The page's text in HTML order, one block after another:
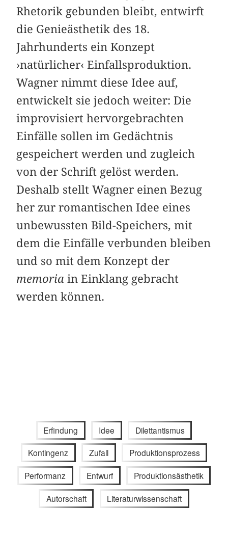
Rhetorik gebunden bleibt, entwirft
die Genieästhetik des 18.
Jahrhunderts ein Konzept
›natürlicher‹ Einfallsproduktion.
Wagner nimmt diese Idee auf,
entwickelt sie jedoch weiter: Die
improvisiert hervorgebrachten
Einfälle sollen im Gedächtnis
gespeichert werden und zugleich
von der Schrift gelöst werden.
Deshalb stellt Wagner einen Bezug
her zur romantischen Idee eines
unbewussten Bild-Speichers, mit
dem die Einfälle verbunden bleiben
und so mit dem Konzept der
memoria in Einklang gebracht
werden können.
Erfindung Idee Dilettantismus
Kontingenz Zufall Produktionsprozess
Performanz Entwurf Produktionsästhetik
Autorschaft Literaturwissenschaft